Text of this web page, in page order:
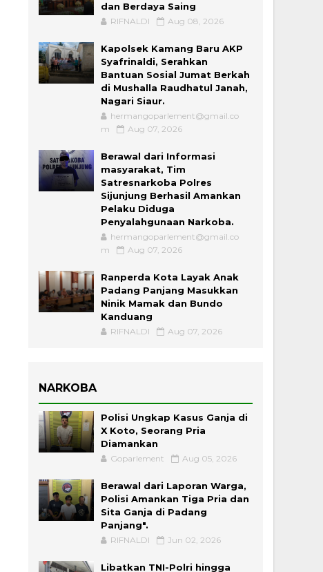
dan Berdaya Saing
RIFNALDI Aug 08, 2026
Kapolsek Kamang Baru AKP
Syafrinaldi, Serahkan
Bantuan Sosial Jumat Berkah
di Mushalla Raudhatul Janah,
Nagari Siaur.
hermangoparlement@gmail.co
m
Aug 07, 2026
Berawal dari Informasi
masyarakat, Tim
Satresnarkoba Polres
Sijunjung Berhasil Amankan
Pelaku Diduga
Penyalahgunaan Narkoba.
hermangoparlement@gmail.co
m
Aug 07, 2026
Ranperda Kota Layak Anak
Padang Panjang Masukkan
Ninik Mamak dan Bundo
Kanduang
RIFNALDI Aug 07, 2026
NARKOBA
Polisi Ungkap Kasus Ganja di
X Koto, Seorang Pria
Diamankan
Goparlement Aug 05, 2026
Berawal dari Laporan Warga,
Polisi Amankan Tiga Pria dan
Sita Ganja di Padang
Panjang".
RIFNALDI Jun 02, 2026
Libatkan TNI-Polri hingga